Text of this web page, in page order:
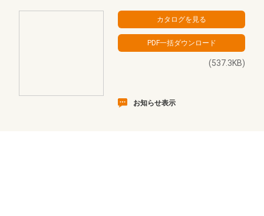
(537.3KB)
お知らせ表示